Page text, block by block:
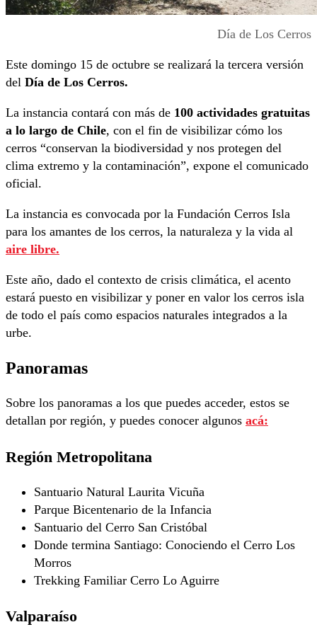
Día de Los Cerros
Este domingo 15 de octubre se realizará la tercera versión
del Día de Los Cerros.
La instancia contará con más de 100 actividades gratuitas
a lo largo de Chile, con el fin de visibilizar cómo los
cerros “conservan la biodiversidad y nos protegen del
clima extremo y la contaminación”, expone el comunicado
oficial.
La instancia es convocada por la Fundación Cerros Isla
para los amantes de los cerros, la naturaleza y la vida al
aire libre.
Este año, dado el contexto de crisis climática, el acento
estará puesto en visibilizar y poner en valor los cerros isla
de todo el país como espacios naturales integrados a la
urbe.
Panoramas
Sobre los panoramas a los que puedes acceder, estos se
detallan por región, y puedes conocer algunos acá:
Región Metropolitana
Santuario Natural Laurita Vicuña
Parque Bicentenario de la Infancia
Santuario del Cerro San Cristóbal
Donde termina Santiago: Conociendo el Cerro Los
Morros
Trekking Familiar Cerro Lo Aguirre
Valparaíso